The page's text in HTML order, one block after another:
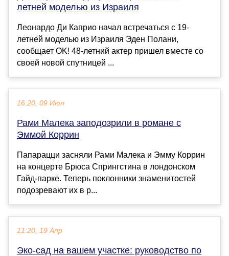
летней моделью из Израиля
Леонардо Ди Каприо начал встречаться с 19-
летней моделью из Израиля Эден Полани,
сообщает OK! 48-летний актер пришел вместе со
своей новой спутницей ...
16:20, 09 Июл
Рами Малека заподозрили в романе с
Эммой Коррин
Папарацци засняли Рами Малека и Эмму Коррин
на концерте Брюса Спрингстина в лондонском
Гайд-парке. Теперь поклонники знаменитостей
подозревают их в р...
11:20, 19 Апр
Эко-сад на вашем участке: руководство по